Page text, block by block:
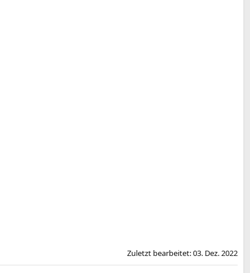
Zuletzt bearbeitet:03. Dez. 2022